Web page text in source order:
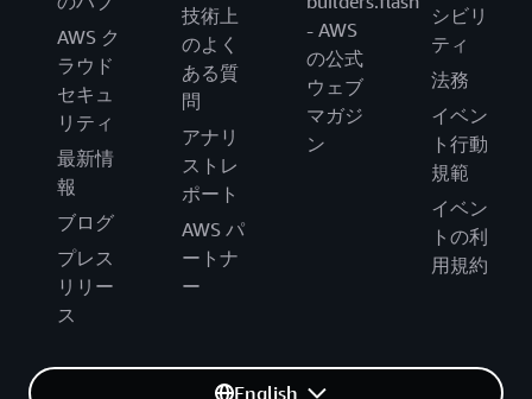
AWS ク
ラウド
セキュ
リティ
最新情
報
ブログ
プレス
リリー
ス
技術上
のよく
ある質
問
アナリ
ストレ
ポート
AWS パ
ートナ
ー
- AWS
の公式
ウェブ
マガジ
ン
シビリ
ティ
法務
イベン
ト行動
規範
イベン
トの利
用規約
English